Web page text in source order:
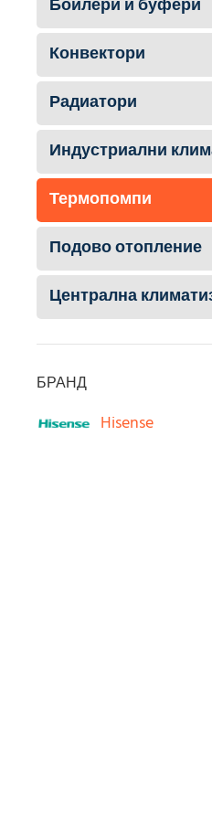
Бойлери и буфери
Конвектори
Радиатори
Индустриални
Термопомпи
Подово отопление
Централна
БРАНД
Hisense